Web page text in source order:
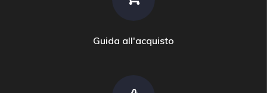
Guida all'acquisto